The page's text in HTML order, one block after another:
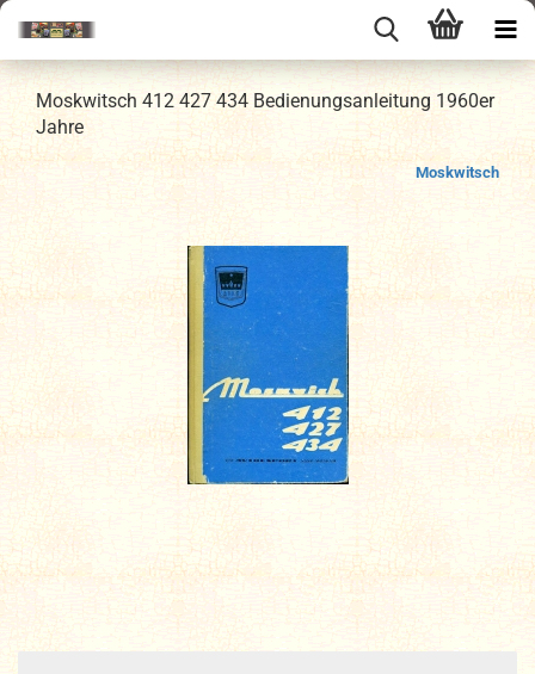
Moskwitsch 412 427 434 Bedienungsanleitung 1960er
Jahre
Moskwitsch